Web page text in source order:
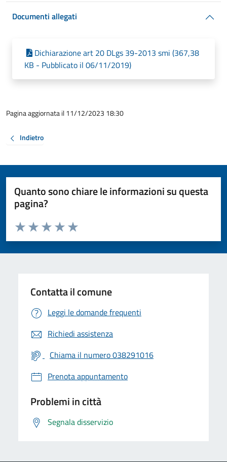
Documenti allegati
Dichiarazione art 20 DLgs 39-2013 smi (367,38
KB - Pubblicato il 06/11/2019)
Pagina aggiornata il 11/12/2023 18:30
Indietro
Quanto sono chiare le informazioni su questa
pagina?
Valuta da 1 a 5 stelle la pagina
Valuta 5 stelle su 5
Valuta 4 stelle su 5
Valuta 3 stelle su 5
Valuta 2 stelle su 5
Valuta 1 stelle su 5
Contatta il comune
Leggi le domande frequenti
Richiedi assistenza
Chiama il numero 038291016
Prenota appuntamento
Problemi in città
Segnala disservizio